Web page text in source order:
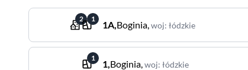
2 1
1A,Boginia,woj: łódzkie
1
1,Boginia,woj: łódzkie